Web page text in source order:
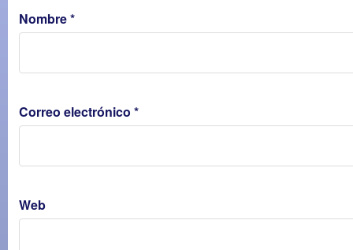
Nombre*
Correo electrónico *
Web